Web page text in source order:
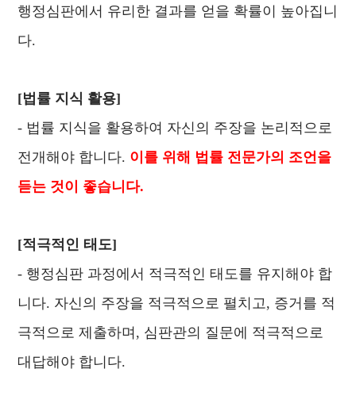
행정심판에서 유리한 결과를 얻을 확률이 높아집니
다.
[법률 지식 활용]
- 법률 지식을 활용하여 자신의 주장을 논리적으로
전개해야 합니다. 이를 위해 법률 전문가의 조언을
듣는 것이 좋습니다.
[적극적인 태도]
- 행정심판 과정에서 적극적인 태도를 유지해야 합
니다. 자신의 주장을 적극적으로 펼치고, 증거를 적
극적으로 제출하며, 심판관의 질문에 적극적으로
대답해야 합니다.